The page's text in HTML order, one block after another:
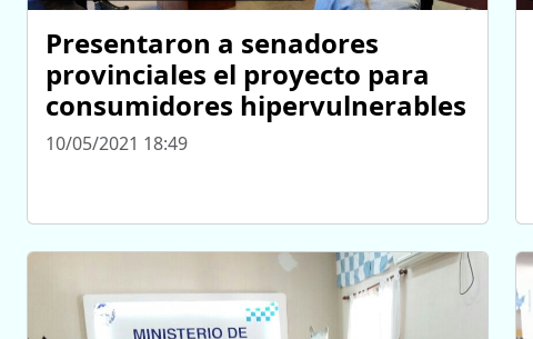
Presentaron a senadores
provinciales el proyecto para
consumidores hipervulnerables
10/05/2021 18:49